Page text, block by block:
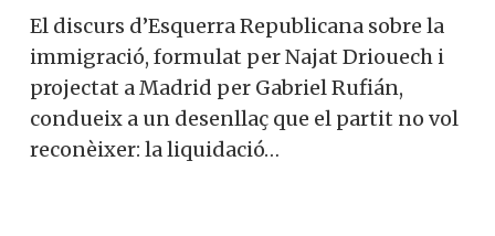
El discurs d’Esquerra Republicana sobre la
immigració, formulat per Najat Driouech i
projectat a Madrid per Gabriel Rufián,
condueix a un desenllaç que el partit no vol
reconèixer: la liquidació…